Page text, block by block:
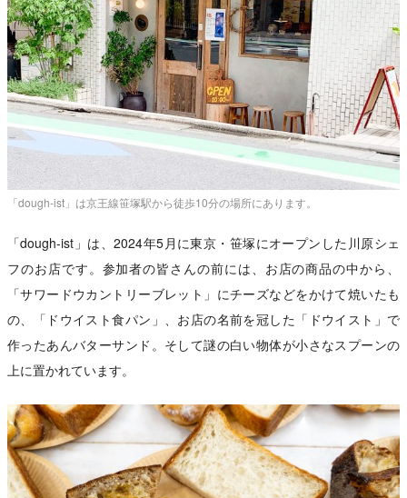
「dough-ist」は京王線笹塚駅から徒歩10分の場所にあります。
「dough-ist」は、2024年5月に東京・笹塚にオープンした川原シェ
フのお店です。参加者の皆さんの前には、お店の商品の中から、
「サワードウカントリーブレット」にチーズなどをかけて焼いたも
の、「ドウイスト食パン」、お店の名前を冠した「ドウイスト」で
作ったあんバターサンド。そして謎の白い物体が小さなスプーンの
上に置かれています。